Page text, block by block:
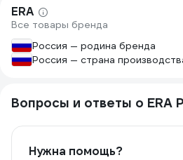
ERA
Все товары бренда
Россия — родина бренда
Россия — страна
Вопросы и ответы о ERA
Нужна помощь?